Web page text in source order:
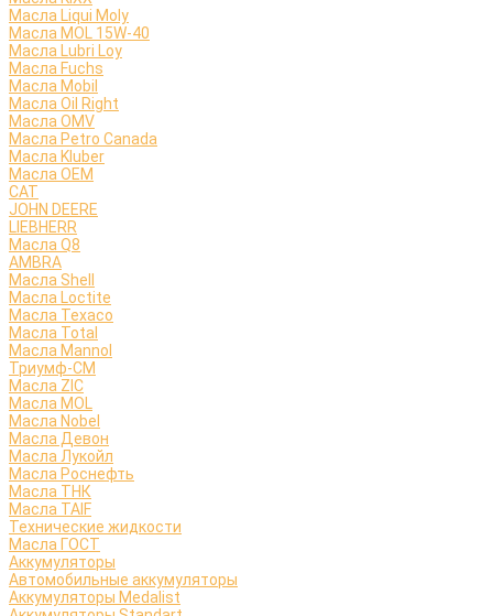
Масла Liqui Moly
Масла MOL 15W-40
Масла Lubri Loy
Масла Fuchs
Масла Mobil
Масла Oil Right
Масла OMV
Масла Petro Canada
Масла Kluber
Масла OEM
CAT
JOHN DEERE
LIEBHERR
Масла Q8
AMBRA
Масла Shell
Масла Loctite
Масла Texaco
Масла Total
Масла Mannol
Триумф-СМ
Масла ZIC
Масла MOL
Масла Nobel
Масла Девон
Масла Лукойл
Масла Роснефть
Масла ТНК
Масла TAIF
Технические жидкости
Масла ГОСТ
Аккумуляторы
Автомобильные аккумуляторы
Аккумуляторы Medalist